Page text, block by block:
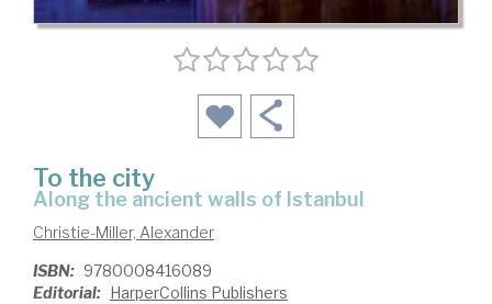
To the city
along the ancient walls of Istanbul
Christie-Miller, Alexander
ISBN: 9780008416089
Editorial: HarperCollins Publishers